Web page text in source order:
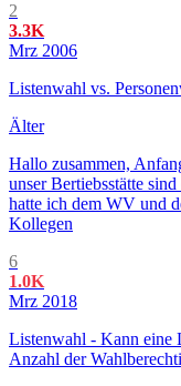
2
3.3K
Mrz 2006
Listenwahl vs.
Älter
Hallo zusammen,
unser Bertiebsstätte
hatte ich dem WV und
Kollegen
6
1.0K
Mrz 2018
Listenwahl - Kann eine
Anzahl der